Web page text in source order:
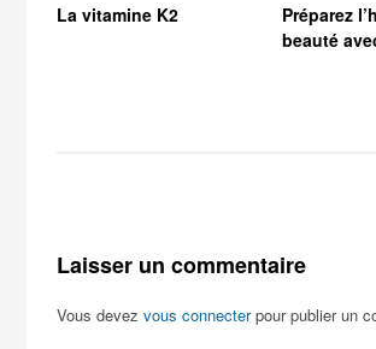
La vitamine K2
Préparez
beauté
Laisser un commentaire
Vous devezvous connecterpour publier un